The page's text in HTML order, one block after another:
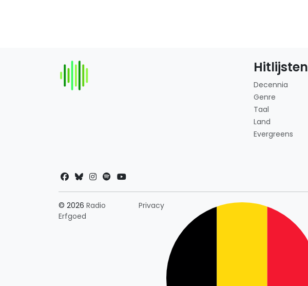
Hitlijsten
Decennia
Genre
Taal
Land
Evergreens
© 2026 Radio
Erfgoed
PrivacyLandkeuze